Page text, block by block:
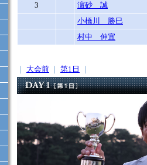
3
濵砂 誠
小橋川 勝巳
村中 伸宜
｜ 大会前 ｜ 第1日 ｜